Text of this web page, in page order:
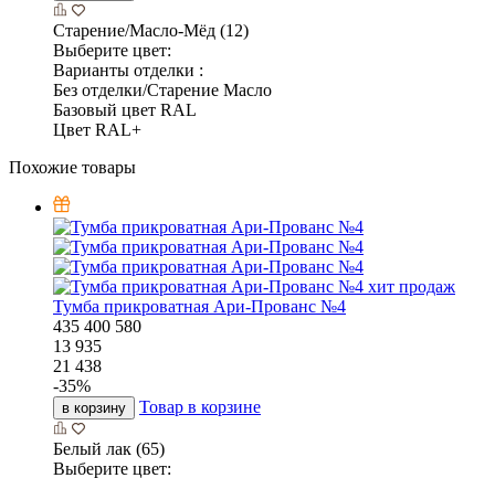
Старение/Масло-Мёд (12)
Выберите цвет:
Варианты отделки :
Без отделки/Старение Масло
Базовый цвет RAL
Цвет RAL+
Похожие товары
хит продаж
Тумба прикроватная Ари-Прованс №4
435 400 580
13 935
21 438
-35%
в корзину Товар в корзине
Белый лак (65)
Выберите цвет: